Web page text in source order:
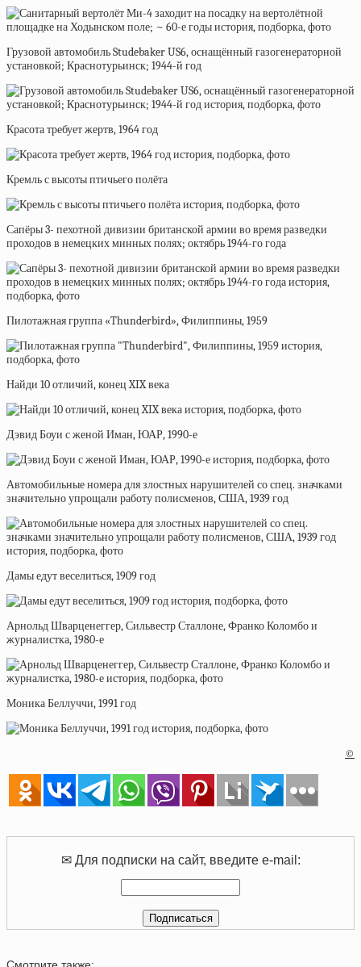
Грузовой автомобиль Studebaker US6, оснащённый газогенераторной
установкой; Краснотурьинск; 1944-й год
Красота требует жертв, 1964 год
Кремль с высоты птичьего полёта
Сапёры 3- пехотной дивизии британской армии во время разведки
проходов в немецких минных полях; октябрь 1944-го года
Пилотажная группа «Thunderbird», Филиппины, 1959
Найди 10 отличий, конец XIX века
Дэвид Боуи с женой Иман, ЮАР, 1990-е
Автомобильные номера для злостных нарушителей со спец. значками
значительно упрощали работу полисменов, США, 1939 год
Дамы едут веселиться, 1909 год
Арнольд Шварценеггер, Сильвестр Сталлоне, Франко Коломбо и
журналистка, 1980-е
Моника Беллуччи, 1991 год
©
✉ Для подписки на сайт, введите e-mail: